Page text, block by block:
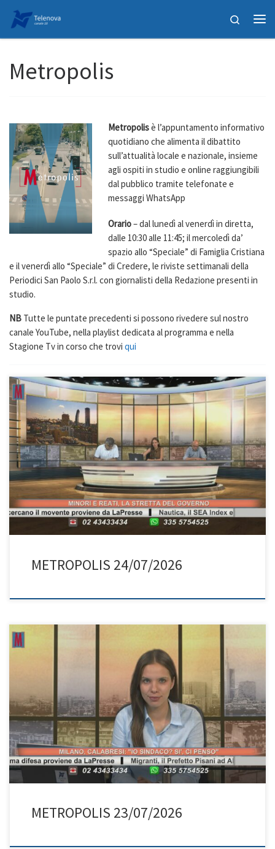
Passa al contenuto
Search
Metropolis
Metropolisè l’appuntamento informativo
quotidiano che alimenta il dibattito
sull’attualità locale e nazionale, insieme
agli ospiti in studio e online raggiungibili
dal pubblico tramite telefonate e
messaggi WhatsApp
Orario– dal lunedì al venerdì in diretta,
dalle 10:30 alle 11:45; il mercoledì da’
spazio allo “Speciale” di Famiglia Cristiana
e il venerdì allo “Speciale” di Credere, le riviste settimanali della
Periodici San Paolo S.r.l. con giornalisti della Redazione presenti in
studio.
NB Tutte le puntate precedenti si possono rivedere sul nostro
canale YouTube, nella playlist dedicata al programma e nella
Stagione Tv in corso che trovi qui
METROPOLIS 24/07/2026
METROPOLIS 23/07/2026